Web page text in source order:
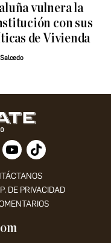
vulnera la
con sus
de Vivienda
P. DE PRIVACIDAD